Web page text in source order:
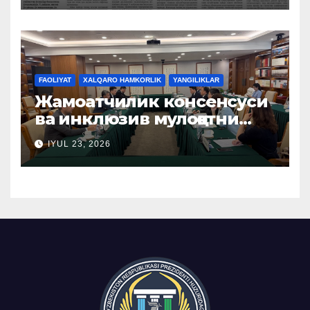
FAOLIYAT XALQARO HAMKORLIK YANGILIKLAR
Жамоатчилик консенсуси
ва инклюзив мулоқотни
ташкил этиш бўйича
Хитой тажрибаси
ўрганилди
IYUL 23, 2026